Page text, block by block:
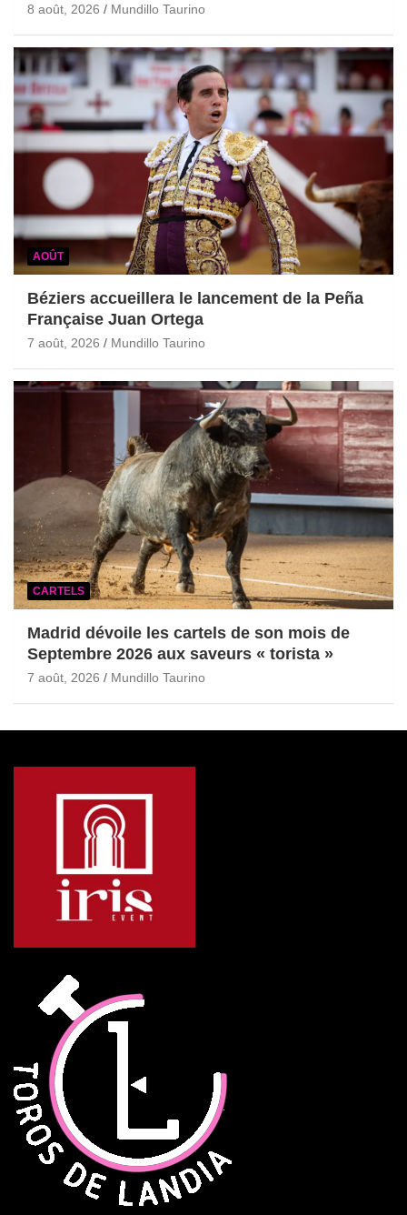
8 août, 2026 Mundillo Taurino
AOÛT
Béziers accueillera le lancement de la Peña
Française Juan Ortega
7 août, 2026 Mundillo Taurino
CARTELS
Madrid dévoile les cartels de son mois de
Septembre 2026 aux saveurs « torista »
7 août, 2026 Mundillo Taurino